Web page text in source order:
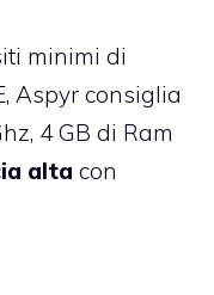
minimi di
Aspyr consiglia
4 GB di Ram
alta con